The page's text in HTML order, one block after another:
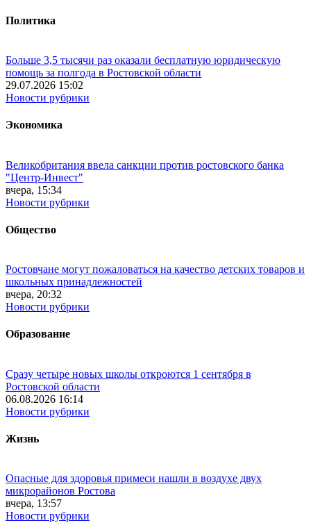
Политика
Больше 3,5 тысячи раз оказали бесплатную юридическую
помощь за полгода в Ростовской области
29.07.2026 15:02
Новости рубрики
Экономика
Великобритания ввела санкции против ростовского банка
"Центр-Инвест"
вчера, 15:34
Новости рубрики
Общество
Ростовчане могут пожаловаться на качество детских товаров и
школьных принадлежностей
вчера, 20:32
Новости рубрики
Образование
Сразу четыре новых школы откроются 1 сентября в
Ростовской области
06.08.2026 16:14
Новости рубрики
Жизнь
Опасные для здоровья примеси нашли в воздухе двух
микрорайонов Ростова
вчера, 13:57
Новости рубрики